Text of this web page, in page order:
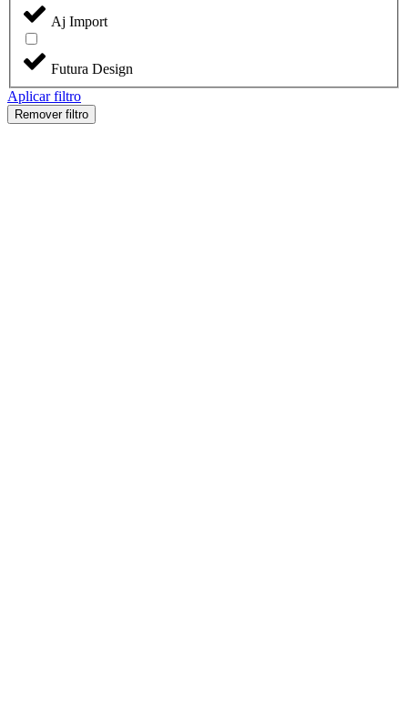
Aj Import
Futura Design
Aplicar filtro
Remover filtro